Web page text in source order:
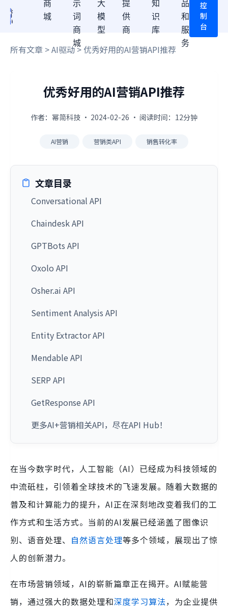
商
城
示
词
商
城
大
模
型
提
供
商
知
识
库
品
和
服
务
控
制
台
所有文章 >AI驱动> 优秀好用的AI营销API推荐
优秀好用的AI营销API推荐
作者：幂简科技 · 2024-02-26 · 阅读时间：12分钟
AI营销 营销类API 销售转化率
文章目录
Conversational API
Chaindesk API
GPTBots API
Oxolo API
Osher.ai API
Sentiment Analysis API
Entity Extractor API
Mendable API
SERP API
GetResponse API
更多AI+营销相关API，尽在API Hub！
在当今数字时代，人工智能（AI）已经成为科技领域的
中流砥柱，引领着全球技术的飞速发展。随着大数据的
普及和计算能力的提升，AI正在深刻地改变着我们的工
作方式和生活方式。当前的AI发展已经涵盖了图像识
别、语音处理、 自然语言处理等多个领域，展现出了惊
人的创新潜力。
在市场营销领域，AI的崭新篇章正在揭开。AI赋能营
销，通过强大的数据处理和深度学习算法，为企业提供